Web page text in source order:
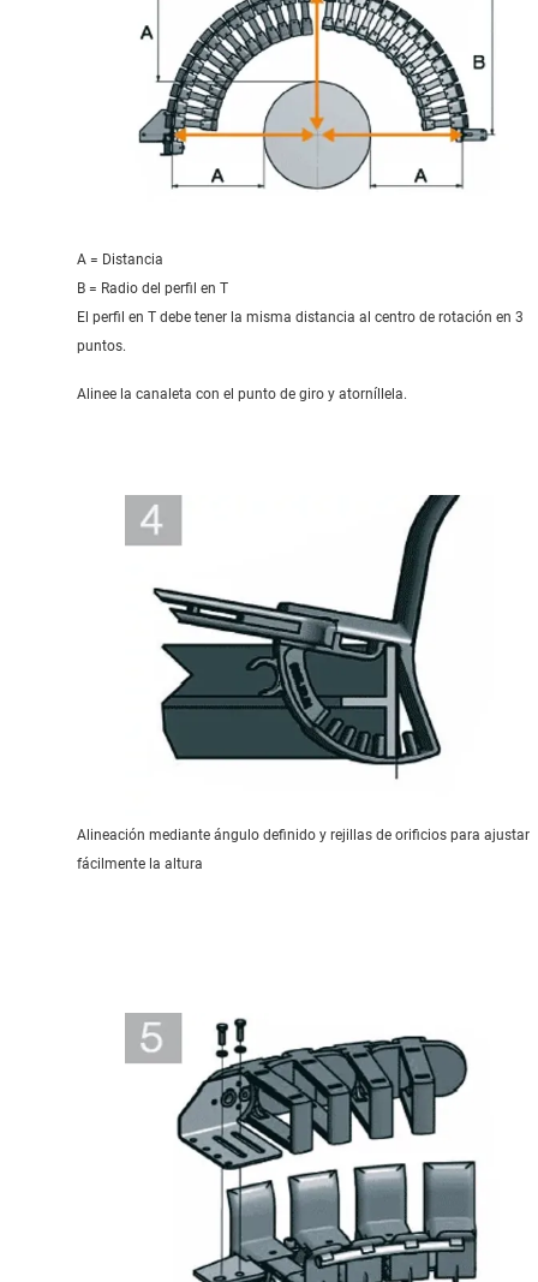
A = Distancia
B = Radio del perfil en T
El perfil en T debe tener la misma distancia al centro de rotación en 3
puntos.
Alinee la canaleta con el punto de giro y atorníllela.
Alineación mediante ángulo definido y rejillas de orificios para ajustar
fácilmente la altura